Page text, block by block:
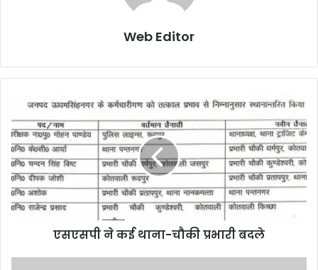
Web Editor
एसएसपी ने कई थाना-चौकी प्रभारी बदले